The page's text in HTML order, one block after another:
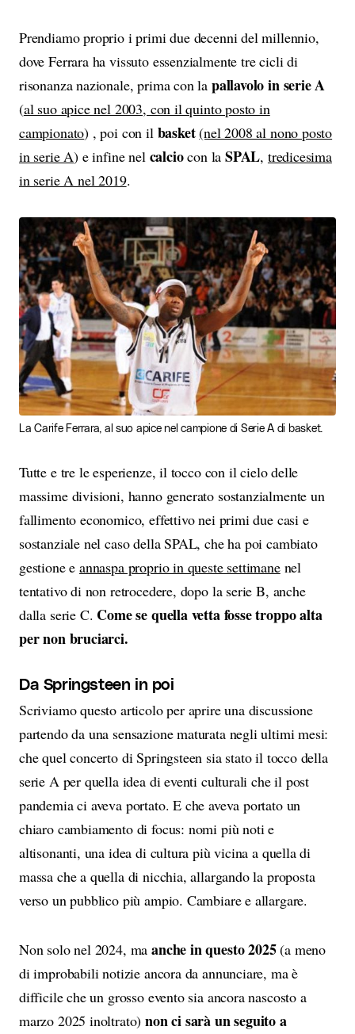
Prendiamo proprio i primi due decenni del millennio,
dove Ferrara ha vissuto essenzialmente tre cicli di
risonanza nazionale, prima con la pallavolo in serie A
(al suo apice nel 2003, con il quinto posto in
campionato) , poi con il basket (nel 2008 al nono posto
in serie A) e infine nel calciocon la SPAL, tredicesima
in serie A nel 2019.
La Carife Ferrara, al suo apice nel campione di Serie A di basket.
Tutte e tre le esperienze, il tocco con il cielo delle
massime divisioni, hanno generato sostanzialmente un
fallimento economico, effettivo nei primi due casi e
sostanziale nel caso della SPAL, che ha poi cambiato
gestione eannaspa proprio in queste settimanenel
tentativo di non retrocedere, dopo la serie B, anche
dalla serie C. Come se quella vetta fosse troppo alta
per non bruciarci.
Da Springsteen in poi
Scriviamo questo articolo per aprire una discussione
partendo da una sensazione maturata negli ultimi mesi:
che quel concerto di Springsteen sia stato il tocco della
serie A per quella idea di eventi culturali che il post
pandemia ci aveva portato. E che aveva portato un
chiaro cambiamento di focus: nomi più noti e
altisonanti, una idea di cultura più vicina a quella di
massa che a quella di nicchia, allargando la proposta
verso un pubblico più ampio. Cambiare e allargare.
Non solo nel 2024, maanche in questo 2025(a meno
di improbabili notizie ancora da annunciare, ma è
difficile che un grosso evento sia ancora nascosto a
marzo 2025 inoltrato)non ci sarà un seguito a